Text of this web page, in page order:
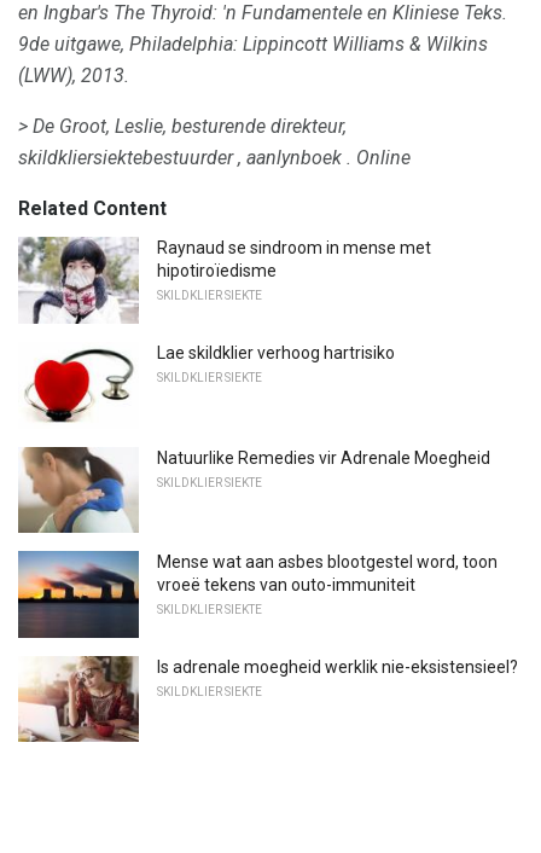
en Ingbar's The Thyroid: 'n Fundamentele en Kliniese Teks.
9de uitgawe, Philadelphia: Lippincott Williams & Wilkins
(LWW), 2013.
> De Groot, Leslie, besturende direkteur,
skildkliersiektebestuurder, aanlynboek . Online
Related Content
Raynaud se sindroom in mense met
hipotiroïedisme
SKILDKLIER SIEKTE
Lae skildklier verhoog hartrisiko
SKILDKLIER SIEKTE
Natuurlike Remedies vir Adrenale Moegheid
SKILDKLIER SIEKTE
Mense wat aan asbes blootgestel word, toon
vroeë tekens van outo-immuniteit
SKILDKLIER SIEKTE
Is adrenale moegheid werklik nie-eksistensieel?
SKILDKLIER SIEKTE